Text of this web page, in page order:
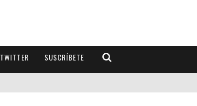
TWITTER SUSCRÍBETE